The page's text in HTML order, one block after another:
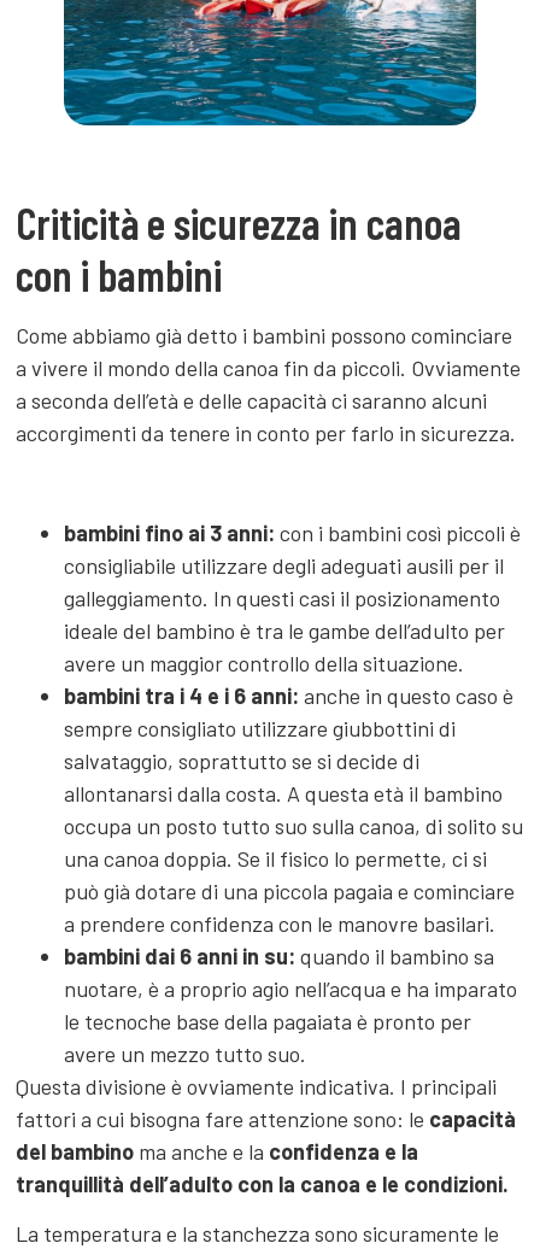
Criticità e sicurezza in canoa
con i bambini
Come abbiamo già detto i bambini possono cominciare
a vivere il mondo della canoa fin da piccoli. Ovviamente
a seconda dell’età e delle capacità ci saranno alcuni
accorgimenti da tenere in conto per farlo in sicurezza.
bambini fino ai 3 anni:con i bambini così piccoli è
consigliabile utilizzare degli adeguati ausili per il
galleggiamento. In questi casi il posizionamento
ideale del bambino è tra le gambe dell’adulto per
avere un maggior controllo della situazione.
bambini tra i 4 e i 6 anni:anche in questo caso è
sempre consigliato utilizzare giubbottini di
salvataggio, soprattutto se si decide di
allontanarsi dalla costa. A questa età il bambino
occupa un posto tutto suo sulla canoa, di solito su
una canoa doppia. Se il fisico lo permette, ci si
può già dotare di una piccola pagaia e cominciare
a prendere confidenza con le manovre basilari.
bambini dai 6 anni in su: quando il bambino sa
nuotare, è a proprio agio nell’acqua e ha imparato
le tecnoche base della pagaiata è pronto per
avere un mezzo tutto suo.
Questa divisione è ovviamente indicativa. I principali
fattori a cui bisogna fare attenzione sono: le capacità
del bambino ma anche e la confidenza e la
tranquillità dell’adulto con la canoa e le condizioni.
La temperatura e la stanchezza sono sicuramente le